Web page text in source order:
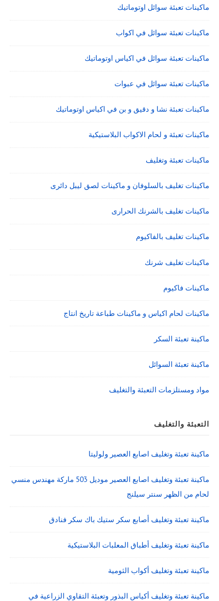
ماكينات تعبئة سوائل اوتوماتيك
ماكينات تعبئة سوائل في اكواب
ماكينات تعبئة سوائل في اكياس اوتوماتيك
ماكينات تعبئة سوائل في عبوات
ماكينات تعبئة نشا و دقيق و بن في اكياس اوتوماتيك
ماكينات تعبئة و لحام الاكواب البلاستيكية
ماكينات تعبئة وتغليف
ماكينات تغليف بالسلوفان و ماكينات لصق ليبل دائرى
ماكينات تغليف بالشرنك الحرارى
ماكينات تغليف بالفاكيوم
ماكينات تغليف شرنك
ماكينات فاكيوم
ماكينات لحام اكياس و ماكينات طباعة تاريخ انتاج
ماكينة تعبئة السكر
ماكينة تعبئة السوائل
مواد ومستلزمات التعبئة والتغليف
التعبئة والتغليف
ماكينة تعبئة وتغليف اصابع العصير ولوليتا
ماكينة تعبئة وتغليف اصابع العصير موديل 503 ماركة مهندس منسي
لحام من الظهر سنتر سيلنج
ماكينة تعبئة وتغليف أصابع سكر ستيك باك سكر فنادق
ماكينة تعبئة وتغليف أطباق المعلبات البلاستيكية
ماكينة تعبئة وتغليف أكواب الثومية
ماكينة تعبئة وتغليف أكياس البذور وتعبئة التقاوي الزراعية في